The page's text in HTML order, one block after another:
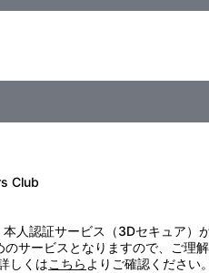
Club
人認証サービス（3Dセキュア
サービスとなりますので、ご理
しくはこちらよりご確認ください。